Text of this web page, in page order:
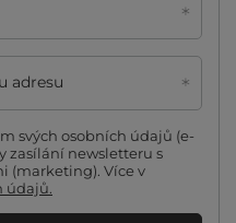
adresu
svých osobních údajů (e-
zasílání newsletteru s
(marketing). Více v
údajů.